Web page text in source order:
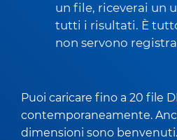
un file, riceverai un
tutti i risultati. È
non servono
Puoi caricare fino a 20 file
contemporaneamente.
dimensioni sono